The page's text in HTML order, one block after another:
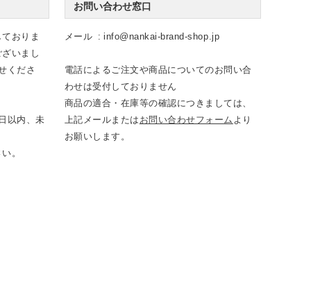
おりま
いまし
くださ
以内、未
。
お問い合わせ窓口
メール info@nankai-brand-shop.jp
電話によるご注文や商品についてのお問い合
わせは受付しておりません
商品の適合・在庫等の確認につきましては、
上記メールまたは お問い合わせフォーム より
お願いします。